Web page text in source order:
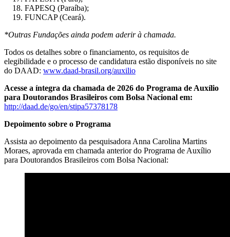
FAPESQ (Paraíba);
FUNCAP (Ceará).
*Outras Fundações ainda podem aderir à chamada.
Todos os detalhes sobre o financiamento, os requisitos de
elegibilidade e o processo de candidatura estão disponíveis no site
do DAAD: www.daad-brasil.org/auxilio
Acesse a íntegra da chamada de 2026 do Programa de Auxílio
para Doutorandos Brasileiros com Bolsa Nacional em:
http://daad.de/go/en/stipa57378178
Depoimento sobre o Programa
Assista ao depoimento da pesquisadora Anna Carolina Martins
Moraes, aprovada em chamada anterior do Programa de Auxílio
para Doutorandos Brasileiros com Bolsa Nacional: